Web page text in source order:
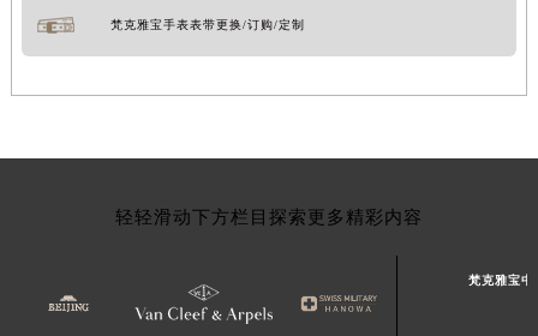
梵克雅宝手表表带更换/订购/定制
轻轻滑动下方栏目探索更多精彩内容
梵克雅宝中